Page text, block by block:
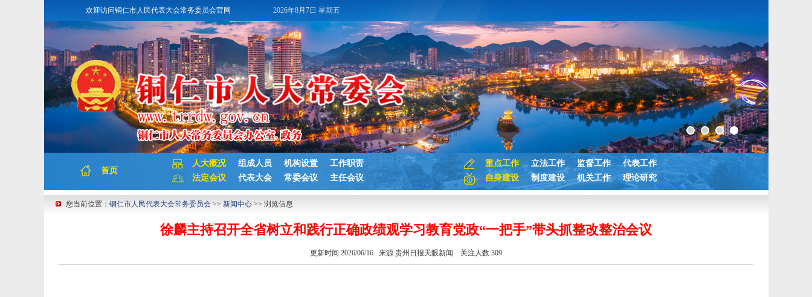
欢迎访问铜仁市人民代表大会常务委员会官网 2026年8月7日 星期五
首页
人大概况 组成人员 机构设置
工作职责
法定会议
代表大会 常委会议 主任会议
重点工作 立法工作 监督工作
代表工作
自身建设
制度建设 机关工作 理论研究
您当前位置： 铜仁市人民代表大会常务委员会>> 新闻中心>> 浏览信息
徐麟主持召开全省树立和践行正确政绩观学习教育党政“一把手”带头抓整改整治会议
更新时间:2026/06/16 来源:贵州日报天眼新闻 关注人数:309